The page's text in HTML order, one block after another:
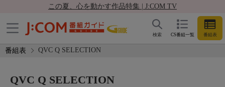
この夏、心を動かす作品特集 | J:COM TV
CS番組一覧 番組表
検索
番組表 QVC Q SELECTION
QVC Q SELECTION